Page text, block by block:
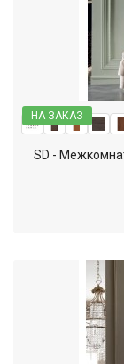
НА ЗАКАЗ
SD -